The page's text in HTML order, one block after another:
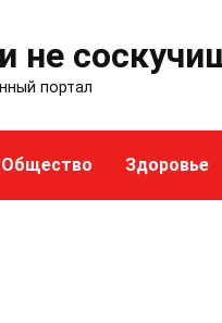
не
портал
Общество Здоровье